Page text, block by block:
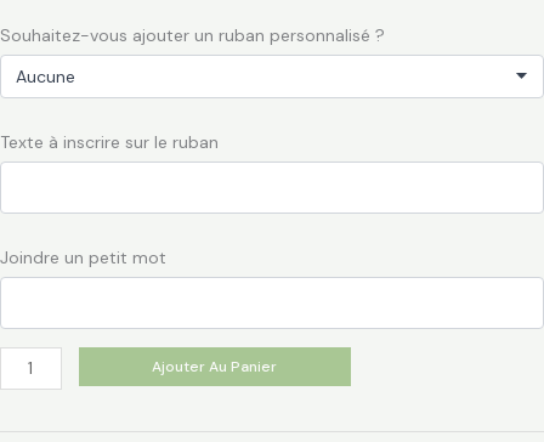
Souhaitez-vous ajouter un ruban personnalisé ?
Texte à inscrire sur le ruban
Joindre un petit mot
Ajouter Au Panier